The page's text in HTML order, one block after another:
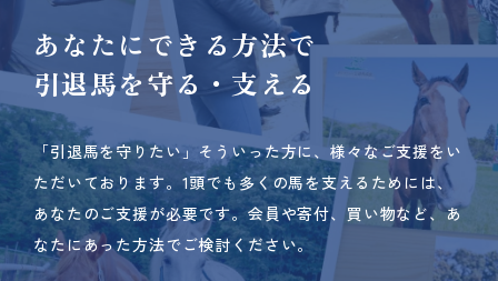
あなたにできる方法で
引退馬を守る・支える
「引退馬を守りたい」そういった方に、様々なご支援をい
ただいております。 1頭でも多くの馬を支えるためには、
あなたのご支援が必要です。 会員や寄付、買い物など、あ
なたにあった方法でご検討ください。